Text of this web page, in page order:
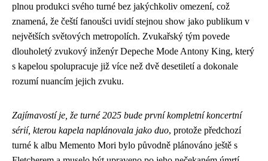
plnou produkci svého turné bez jakýchkoliv omezení, což
znamená, že čeští fanoušci uvidí stejnou show jako publikum v
největších světových metropolích. Zvukařský tým povede
dlouholetý zvukový inženýr Depeche Mode Antony King, který
s kapelou spolupracuje již více než dvě desetiletí a dokonale
rozumí nuancím jejich zvuku.
Zajímavostí je, že turné 2025 bude první kompletní koncertní
sérií, kterou kapela naplánovala jako duo, protože předchozí
turné k albu Memento Mori bylo původně plánováno ještě s